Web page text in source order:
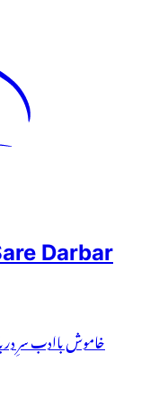
Darbar
خاموش باادب سرِ